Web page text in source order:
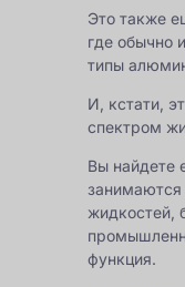
Это также
где обычно
типы
И, кстати,
спектром
Вы найдете
жидкостей,
функция.